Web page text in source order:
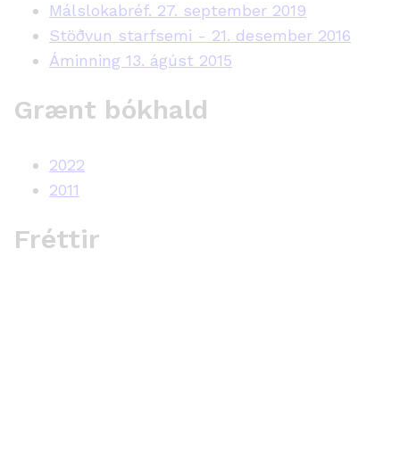
Málslokabréf. 27. september 2019
Stöðvun starfsemi - 21. desember 2016
Áminning 13. ágúst 2015
Grænt bókhald
2022
2011
Fréttir